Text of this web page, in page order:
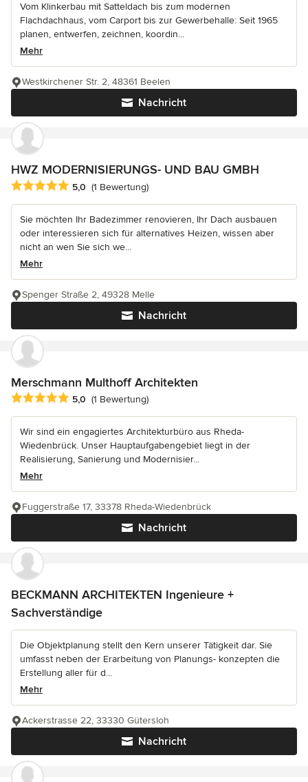
Vom Klinkerbau mit Satteldach bis zum modernen
Flachdachhaus, vom Carport bis zur Gewerbehalle: Seit 1965
planen, entwerfen, zeichnen, koordin...
Mehr
Nachricht
Westkirchener Str. 2, 48361 Beelen
HWZ MODERNISIERUNGS- UND BAU GMBH
Durchschnittliche Bewertung: 5 von 5 Sternen
5,0 (1 Bewertung)
Sie möchten Ihr Badezimmer renovieren, Ihr Dach ausbauen
oder interessieren sich für alternatives Heizen, wissen aber
nicht an wen Sie sich we...
Mehr
Nachricht
Spenger Straße 2, 49328 Melle
Merschmann Multhoff Architekten
Durchschnittliche Bewertung: 5 von 5 Sternen
5,0 (1 Bewertung)
Wir sind ein engagiertes Architekturbüro aus Rheda-
Wiedenbrück. Unser Hauptaufgabengebiet liegt in der
Realisierung, Sanierung und Modernisier...
Mehr
Nachricht
Fuggerstraße 17, 33378 Rheda-Wiedenbrück
BECKMANN ARCHITEKTEN Ingenieure +
Sachverständige
Die Objektplanung stellt den Kern unserer Tätigkeit dar. Sie
umfasst neben der Erarbeitung von Planungs- konzepten die
Erstellung aller für d...
Mehr
Nachricht
Ackerstrasse 22, 33330 Gütersloh